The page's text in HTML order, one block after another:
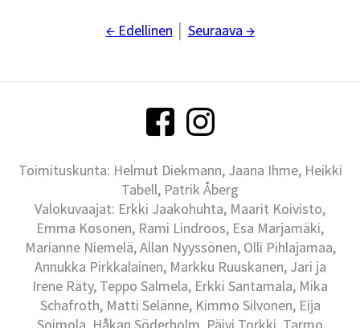
← Edellinen Seuraava →
Toimituskunta: Helmut Diekmann, Jaana Ihme, Heikki
Tabell, Patrik Åberg
Valokuvaajat: Erkki Jaakohuhta, Maarit Koivisto,
Emma Kosonen, Rami Lindroos, Esa Marjamäki,
Marianne Niemelä, Allan Nyyssönen, Olli Pihlajamaa,
Annukka Pirkkalainen, Markku Ruuskanen, Jari ja
Irene Räty, Teppo Salmela, Erkki Santamala, Mika
Schafroth, Matti Selänne, Kimmo Silvonen, Eija